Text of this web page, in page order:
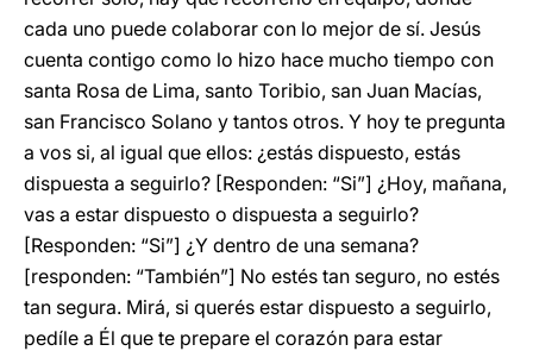
cada uno puede colaborar con lo mejor de sí. Jesús
cuenta contigo como lo hizo hace mucho tiempo con
santa Rosa de Lima, santo Toribio, san Juan Macías,
san Francisco Solano y tantos otros. Y hoy te pregunta
a vos si, al igual que ellos: ¿estás dispuesto, estás
dispuesta a seguirlo? [Responden: “Si”] ¿Hoy, mañana,
vas a estar dispuesto o dispuesta a seguirlo?
[Responden: “Si”] ¿Y dentro de una semana?
[responden: “También”] No estés tan seguro, no estés
tan segura. Mirá, si querés estar dispuesto a seguirlo,
pedíle a Él que te prepare el corazón para estar